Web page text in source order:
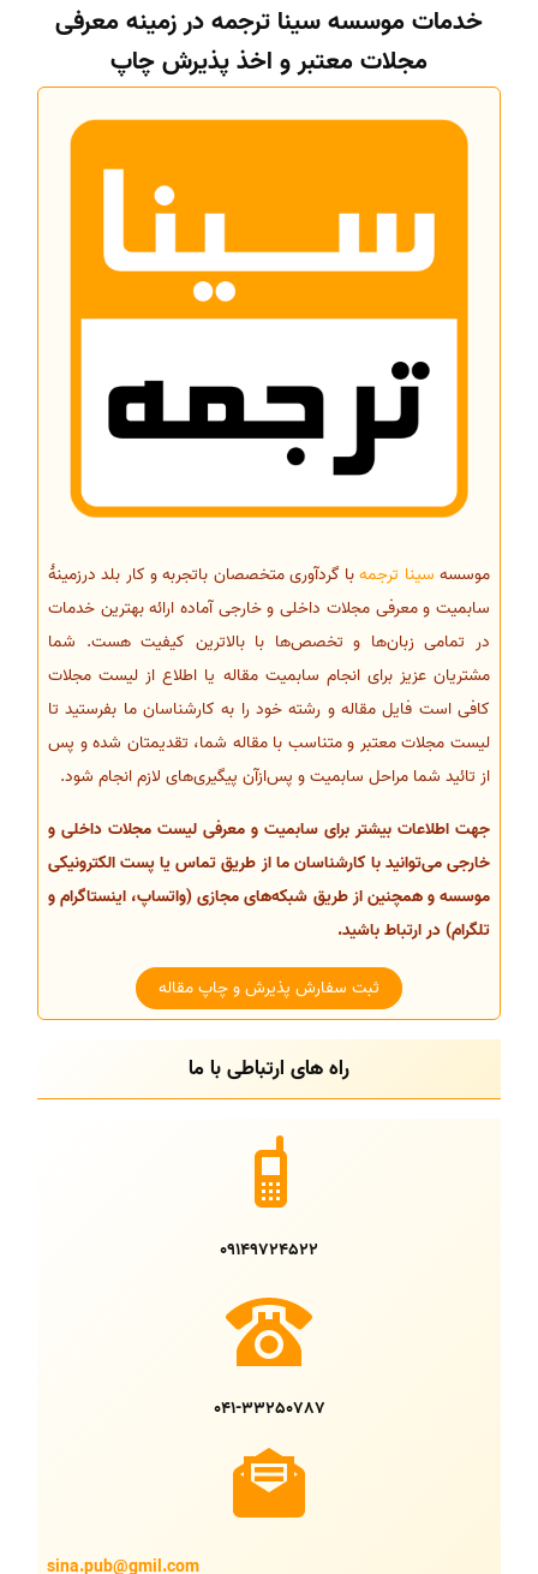
خدمات موسسه سینا ترجمه در زمینه معرفی
مجلات معتبر و اخذ پذیرش چاپ
موسسه سینا ترجمهبا گردآوری متخصصان باتجربه و کار بلد درزمینهٔ
سابمیت و معرفی مجلات داخلی و خارجی آماده ارائه بهترین خدمات
در تمامی زبان‌ها و تخصص‌ها با بالاترین کیفیت هست. شما
مشتریان عزیز برای انجام سابمیت مقاله یا اطلاع از لیست مجلات
کافی است فایل مقاله و رشته خود را به کارشناسان ما بفرستید تا
لیست مجلات معتبر و متناسب با مقاله شما، تقدیمتان شده و پس
از تائید شما مراحل سابمیت و پس‌ازآن پیگیری‌های لازم انجام شود.
جهت اطلاعات بیشتر برای سابمیت و معرفی لیست مجلات داخلی و
خارجی می‌توانید با کارشناسان ما از طریق تماس یا پست الکترونیکی
موسسه و همچنین از طریق شبکه‌های مجازی (واتساپ، اینستاگرام و
تلگرام) در ارتباط باشید.
ثبت سفارش پذیرش و چاپ مقاله
راه های ارتباطی با ما
09149724522
041-33250787
sina.pub@gmil.com